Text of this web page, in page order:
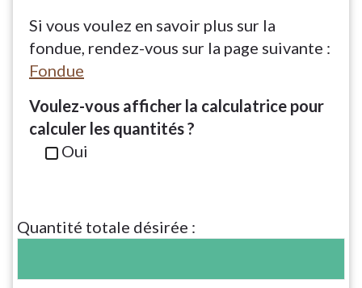
Si vous voulez en savoir plus sur la
fondue, rendez-vous sur la page suivante :
Fondue
Voulez-vous afficher la calculatrice pour
calculer les quantités ?
Oui
Quantité totale désirée :